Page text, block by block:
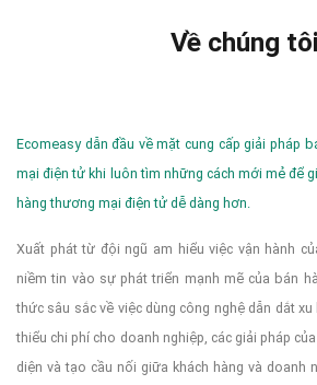
Về chúng tôi
Ecomeasy dẫn đầu về mặt cung cấp giải pháp
mại điện tử khi luôn tìm những cách mới mẻ để
hàng thương mại điện tử dễ dàng hơn.
Xuất phát từ đội ngũ am hiểu việc vận hành
niềm tin vào sự phát triển mạnh mẽ của bán
thức sâu sắc về việc dùng công nghệ dẫn dắt
thiểu chi phí cho doanh nghiệp, các giải pháp
diện và tạo cầu nối giữa khách hàng và doanh